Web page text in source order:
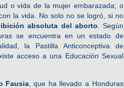
o vida de la mujer embarazada; o
la vida. No solo no se logró, si no
absoluta del aborto . Según
se encuentra en un estado de
la Pastilla Anticonceptiva de
acceso a una Educación Sexual
Fausia, que ha llevado a Honduras